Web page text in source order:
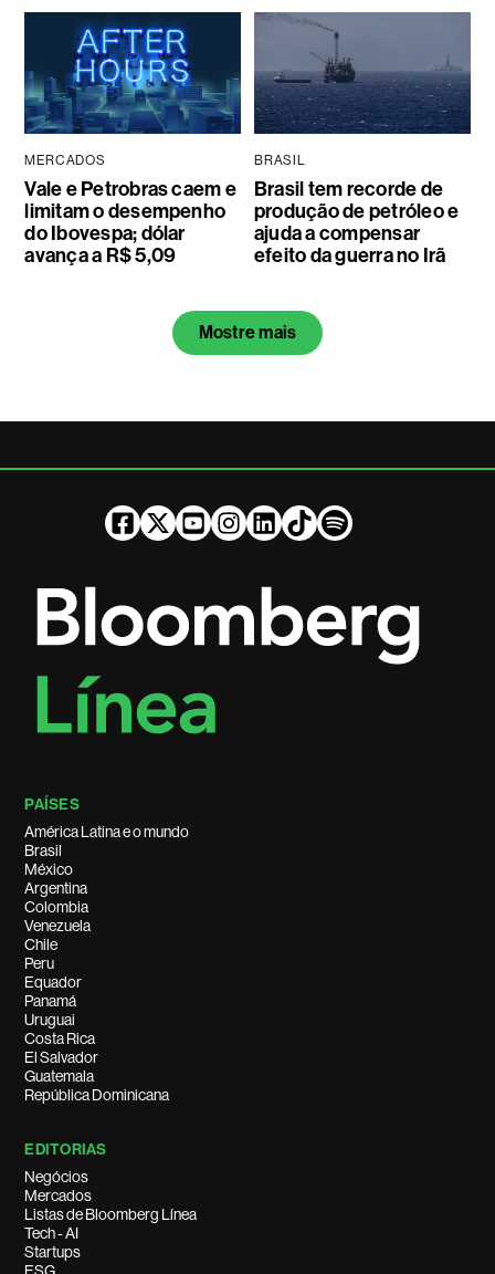
MERCADOS
Vale e Petrobras caem e
limitam o desempenho
do Ibovespa; dólar
avança a R$ 5,09
BRASIL
Brasil tem recorde de
produção de petróleo e
ajuda a compensar
efeito da guerra no Irã
Mostre mais
PAÍSES
América Latina e o mundo
Brasil
México
Argentina
Colombia
Venezuela
Chile
Peru
Equador
Panamá
Uruguai
Costa Rica
El Salvador
Guatemala
República Dominicana
EDITORIAS
Negócios
Mercados
Listas de Bloomberg Línea
Tech - AI
Startups